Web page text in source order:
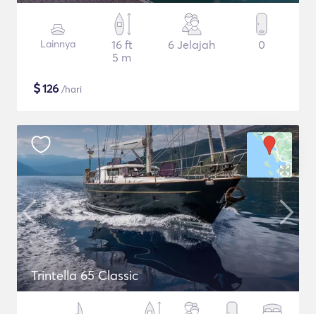
Lainnya
16 ft
5 m
6 Jelajah 0
$126 /hari
Trintella 65 Classic